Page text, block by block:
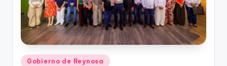
Publicado
Gobierno de Reynosa